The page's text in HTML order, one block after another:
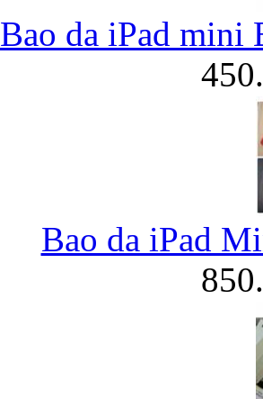
Bao da iPad mini
Bao da iPad